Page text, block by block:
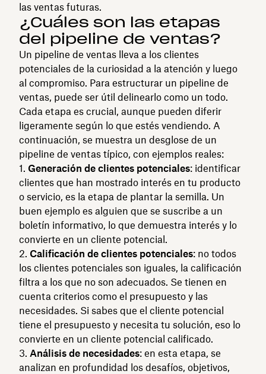
las ventas futuras.
¿Cuáles son las etapas
del pipeline de ventas?
Un pipeline de ventas lleva a los clientes
potenciales de la curiosidad a la atención y luego
al compromiso. Para estructurar un pipeline de
ventas, puede ser útil delinearlo como un todo.
Cada etapa es crucial, aunque pueden diferir
ligeramente según lo que estés vendiendo. A
continuación, se muestra un desglose de un
pipeline de ventas típico, con ejemplos reales:
Generación de clientes potenciales: identificar
clientes que han mostrado interés en tu producto
o servicio, es la etapa de plantar la semilla. Un
buen ejemplo es alguien que se suscribe a un
boletín informativo, lo que demuestra interés y lo
convierte en un cliente potencial.
Calificación de clientes potenciales: no todos
los clientes potenciales son iguales, la calificación
filtra a los que no son adecuados. Se tienen en
cuenta criterios como el presupuesto y las
necesidades. Si sabes que el cliente potencial
tiene el presupuesto y necesita tu solución, eso lo
convierte en un cliente potencial calificado.
Análisis de necesidades: en esta etapa, se
analizan en profundidad los desafíos, objetivos,